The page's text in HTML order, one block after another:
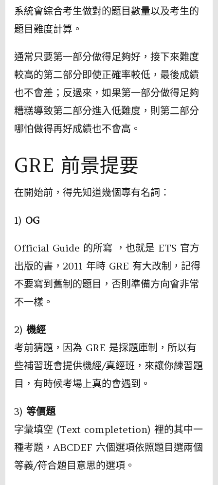
系統會綜合考生做對的題目數量以及考生的
題目難度計算。
通常只要第一部分做得足夠好，接下來難度
較高的第二部分即使正確率較低，最後成績
也不會差；反過來，如果第一部分做得足夠
糟糕導致第二部分進入低難度，則第二部分
哪怕做得再好成績也不會高。
GRE 前景提要
在開始前，得先知道幾個專有名詞：
1) OG
Official Guide 的所寫 ，也就是 ETS 官方
出版的書，2011 年時 GRE 有大改制，記得
不要寫到舊制的題目，否則準備方向會非常
不一樣。
2) 機經
考前猜題，因為 GRE 是採題庫制，所以有
些補習班會提供機經/真經班，來讓你練習題
目，有時候考場上真的會遇到。
3) 等價題
字彙填空 (Text completetion) 裡的其中一
種考題，ABCDEF 六個選項依照題目選兩個
等義/符合題目意思的選項。